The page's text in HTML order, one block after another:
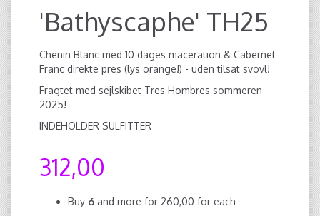
'Bathyscaphe' TH25
Chenin Blanc med 10 dages maceration & Cabernet
Franc direkte pres (lys orange!) - uden tilsat svovl!
Fragtet med sejlskibet Tres Hombres sommeren
2025!
INDEHOLDER SULFITTER
312,00
Buy 6 and more for 260,00 for each